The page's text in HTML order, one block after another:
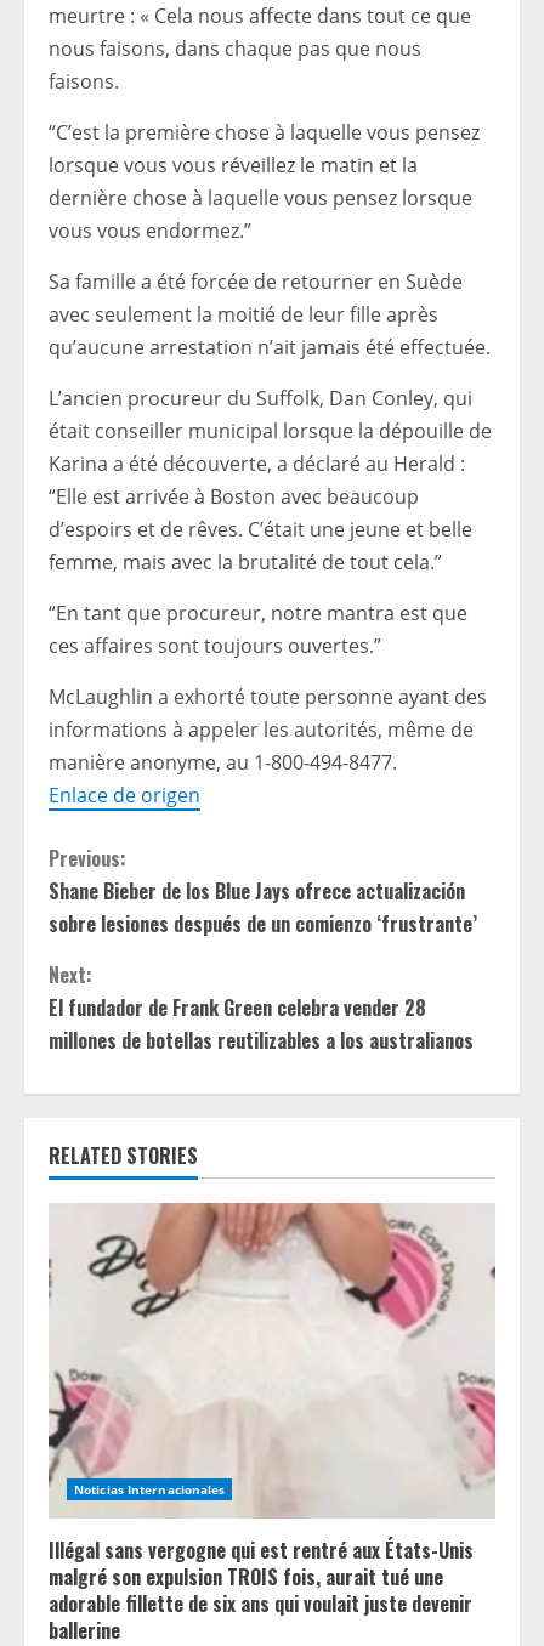
meurtre : « Cela nous affecte dans tout ce que
nous faisons, dans chaque pas que nous
faisons.
“C’est la première chose à laquelle vous pensez
lorsque vous vous réveillez le matin et la
dernière chose à laquelle vous pensez lorsque
vous vous endormez.”
Sa famille a été forcée de retourner en Suède
avec seulement la moitié de leur fille après
qu’aucune arrestation n’ait jamais été effectuée.
L’ancien procureur du Suffolk, Dan Conley, qui
était conseiller municipal lorsque la dépouille de
Karina a été découverte, a déclaré au Herald :
“Elle est arrivée à Boston avec beaucoup
d’espoirs et de rêves. C’était une jeune et belle
femme, mais avec la brutalité de tout cela.”
“En tant que procureur, notre mantra est que
ces affaires sont toujours ouvertes.”
McLaughlin a exhorté toute personne ayant des
informations à appeler les autorités, même de
manière anonyme, au 1-800-494-8477.
Enlace de origen
C
o
n
t
u
R
a
d
i
n
g
Previous:
Shane Bieber de los Blue Jays ofrece actualización
sobre lesiones después de un comienzo ‘frustrante’
Next:
El fundador de Frank Green celebra vender 28
millones de botellas reutilizables a los australianos
RELATED STORIES
Noticias Internacionales
Illégal sans vergogne qui est rentré aux États-Unis
malgré son expulsion TROIS fois, aurait tué une
adorable fillette de six ans qui voulait juste devenir
ballerine